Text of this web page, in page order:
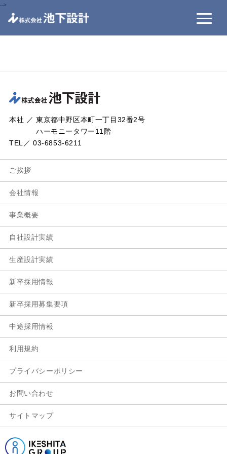
-->
本社 ／ 東京都中野区本町一丁目32番2号
ハーモニータワー11階
TEL／ 03-6853-6211
ご挨拶
会社情報
事業概要
自社設計実績
生産設計実績
新卒採用情報
新卒採用募集要項
中途採用情報
利用規約
プライバシーポリシー
お問い合わせ
サイトマップ